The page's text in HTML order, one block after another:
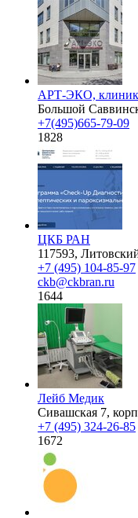
АРТ-ЭКО,
Большой
+7(495)665-79-09
1828
ЦКБ РАН
117593,
+7 (495) 104-85-97
ckb@ckbran.ru
1644
Лейб Медик
Сивашская 7,
+7 (495) 324-26-85
1672